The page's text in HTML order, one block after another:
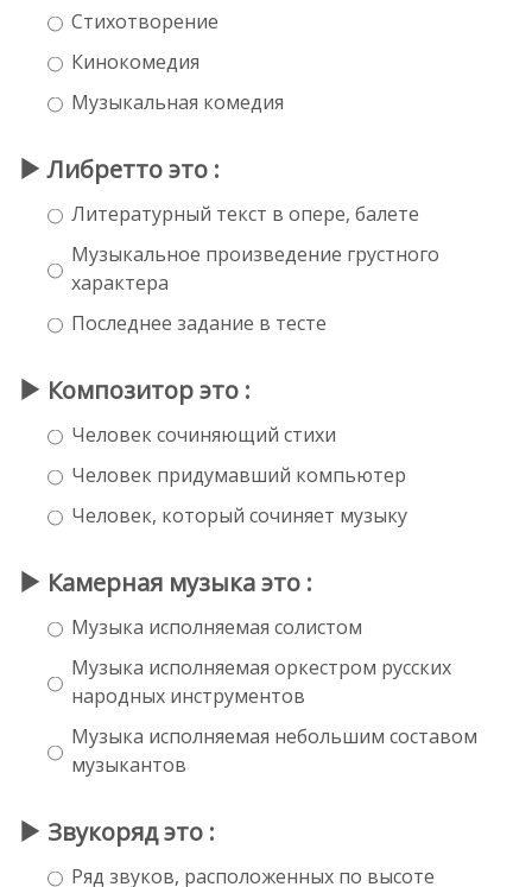
Стихотворение
Кинокомедия
Музыкальная комедия
Либретто это :
Литературный текст в опере, балете
Музыкальное произведение грустного
характера
Последнее задание в тесте
Композитор это :
Человек сочиняющий стихи
Человек придумавший компьютер
Человек, который сочиняет музыку
Камерная музыка это :
Музыка исполняемая солистом
Музыка исполняемая оркестром русских
народных инструментов
Музыка исполняемая небольшим составом
музыкантов
Звукоряд это :
Ряд звуков, расположенных по высоте